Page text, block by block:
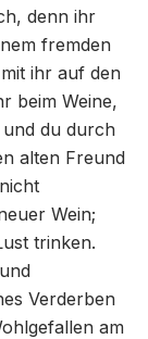
denn ihr
fremden
ihr auf den
beim Weine,
du durch
alten Freund
Wein;
trinken.
Verderben
am